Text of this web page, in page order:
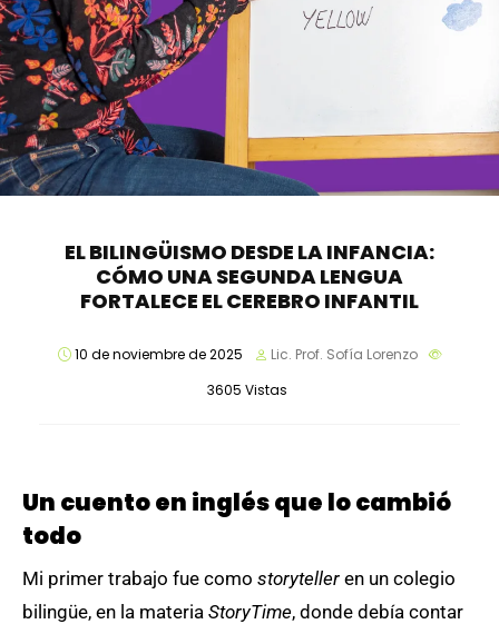
EL BILINGÜISMO DESDE LA INFANCIA:
CÓMO UNA SEGUNDA LENGUA
FORTALECE EL CEREBRO INFANTIL
10 de noviembre de 2025
Lic. Prof. Sofía Lorenzo
3605 Vistas
Un cuento en inglés que lo cambió
todo
Mi primer trabajo fue como storyteller en un colegio
bilingüe, en la materia StoryTime, donde debía contar